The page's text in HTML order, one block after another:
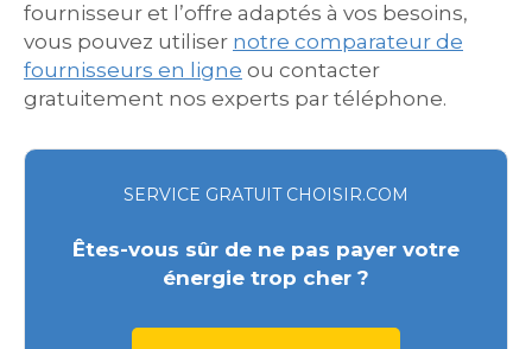
fournisseur et l’offre adaptés à vos besoins,
vous pouvez utiliser notre comparateur de
fournisseurs en ligne ou contacter
gratuitement nos experts par téléphone.
SERVICE GRATUIT CHOISIR.COM
Êtes-vous sûr de ne pas payer votre
énergie trop cher ?